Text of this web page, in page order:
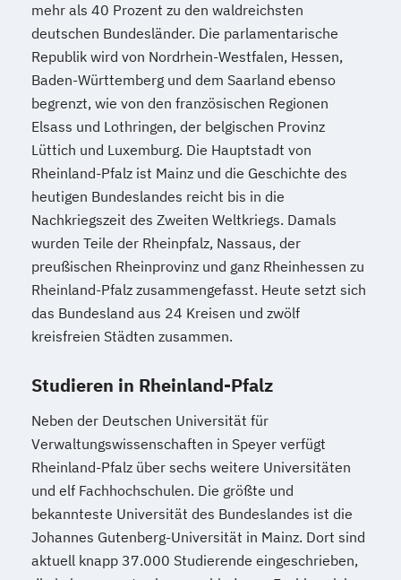
mehr als 40 Prozent zu den waldreichsten
deutschen Bundesländer. Die parlamentarische
Republik wird von Nordrhein-Westfalen, Hessen,
Baden-Württemberg und dem Saarland ebenso
begrenzt, wie von den französischen Regionen
Elsass und Lothringen, der belgischen Provinz
Lüttich und Luxemburg. Die Hauptstadt von
Rheinland-Pfalz ist Mainz und die Geschichte des
heutigen Bundeslandes reicht bis in die
Nachkriegszeit des Zweiten Weltkriegs. Damals
wurden Teile der Rheinpfalz, Nassaus, der
preußischen Rheinprovinz und ganz Rheinhessen zu
Rheinland-Pfalz zusammengefasst. Heute setzt sich
das Bundesland aus 24 Kreisen und zwölf
kreisfreien Städten zusammen.
Studieren in Rheinland-Pfalz
Neben der Deutschen Universität für
Verwaltungswissenschaften in Speyer verfügt
Rheinland-Pfalz über sechs weitere Universitäten
und elf Fachhochschulen. Die größte und
bekannteste Universität des Bundeslandes ist die
Johannes Gutenberg-Universität in Mainz. Dort sind
aktuell knapp 37.000 Studierende eingeschrieben,